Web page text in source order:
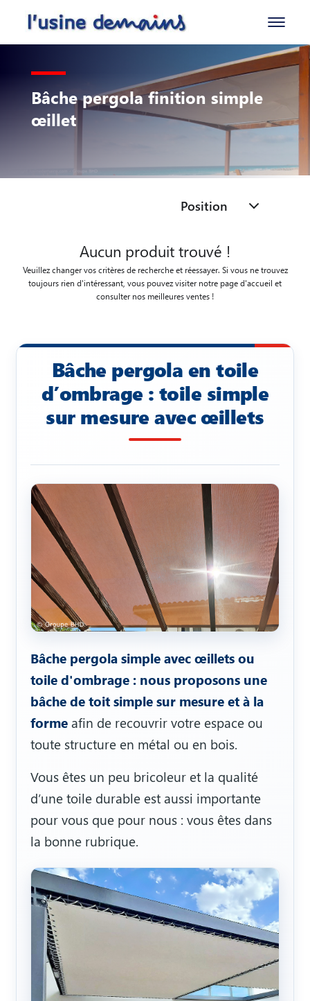
Bâche pergola finition simple
œillet
Position
Aucun produit trouvé !
Veuillez changer vos critères de recherche et réessayer. Si vous ne trouvez
toujours rien d'intéressant, vous pouvez visiter notre page d'accueil et
consulter nos meilleures ventes !
Bâche pergola en toile
d’ombrage : toile simple
sur mesure avec œillets
Bâche pergola simple avec œillets ou
toile d'ombrage : nous proposons une
bâche de toit simple sur mesure et à la
formeafin de recouvrir votre espace ou
toute structure en métal ou en bois.
Vous êtes un peu bricoleur et la qualité
d’une toile durable est aussi importante
pour vous que pour nous : vous êtes dans
la bonne rubrique.